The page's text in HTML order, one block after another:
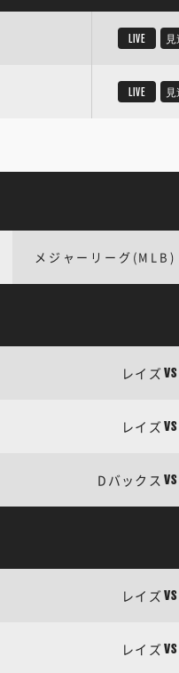
LIVE 見
LIVE 見
メジャーリーグ(MLB)
レイズ VS
レイズ VS
Dバックス VS
レイズ VS
レイズ VS